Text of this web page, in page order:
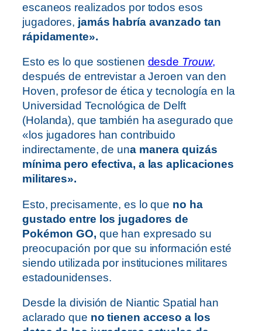
escaneos realizados por todos esos
jugadores, jamás habría avanzado tan
rápidamente».
Esto es lo que sostienen desde Trouw,
después de entrevistar a Jeroen van den
Hoven, profesor de ética y tecnología en la
Universidad Tecnológica de Delft
(Holanda), que también ha asegurado que
«los jugadores han contribuido
indirectamente, de una manera quizás
mínima pero efectiva, a las aplicaciones
militares».
Esto, precisamente, es lo que no ha
gustado entre los jugadores de
Pokémon GO, que han expresado su
preocupación por que su información esté
siendo utilizada por instituciones militares
estadounidenses.
Desde la división de Niantic Spatial han
aclarado que no tienen acceso a los